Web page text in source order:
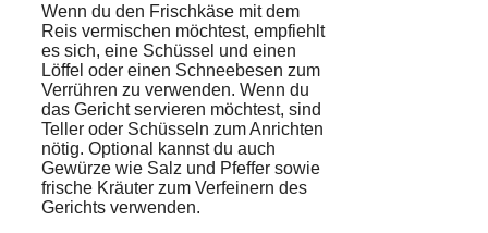
Wenn du den Frischkäse mit dem
Reis vermischen möchtest, empfiehlt
es sich, eine Schüssel und einen
Löffel oder einen Schneebesen zum
Verrühren zu verwenden. Wenn du
das Gericht servieren möchtest, sind
Teller oder Schüsseln zum Anrichten
nötig. Optional kannst du auch
Gewürze wie Salz und Pfeffer sowie
frische Kräuter zum Verfeinern des
Gerichts verwenden.